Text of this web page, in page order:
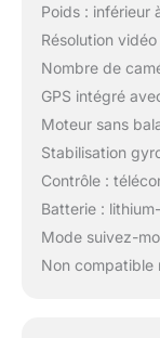
Poids : inférieur
Résolution
Nombre de
GPS intégré
Moteur sans
Stabilisation
Contrôle :
Batterie :
Mode suivez-
Non compatible